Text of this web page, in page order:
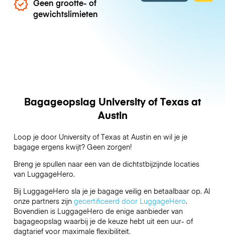
Geen grootte- of
gewichtslimieten
Bagageopslag University of Texas at
Austin
Loop je door University of Texas at Austin en wil je je
bagage ergens kwijt? Geen zorgen!
Breng je spullen naar een van de dichtstbijzijnde locaties
van LuggageHero.
Bij LuggageHero sla je je bagage veilig en betaalbaar op. Al
onze partners zijn gecertificeerd door LuggageHero.
Bovendien is LuggageHero de enige aanbieder van
bagageopslag waarbij je de keuze hebt uit een uur- of
dagtarief voor maximale flexibiliteit.